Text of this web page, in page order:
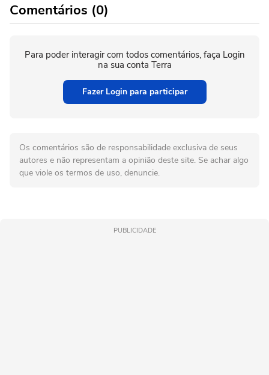
Comentários (0)
Para poder interagir com todos comentários, faça Login
na sua conta Terra
Fazer Login para participar
Os comentários são de responsabilidade exclusiva de seus
autores e não representam a opinião deste site. Se achar algo
que viole os termos de uso, denuncie.
PUBLICIDADE